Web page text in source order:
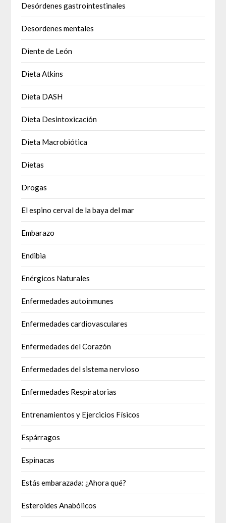
Desórdenes gastrointestinales
Desordenes mentales
Diente de León
Dieta Atkins
Dieta DASH
Dieta Desintoxicación
Dieta Macrobiótica
Dietas
Drogas
El espino cerval de la baya del mar
Embarazo
Endibia
Enérgicos Naturales
Enfermedades autoinmunes
Enfermedades cardiovasculares
Enfermedades del Corazón
Enfermedades del sistema nervioso
Enfermedades Respiratorias
Entrenamientos y Ejercicios Físicos
Espárragos
Espinacas
Estás embarazada: ¿Ahora qué?
Esteroides Anabólicos